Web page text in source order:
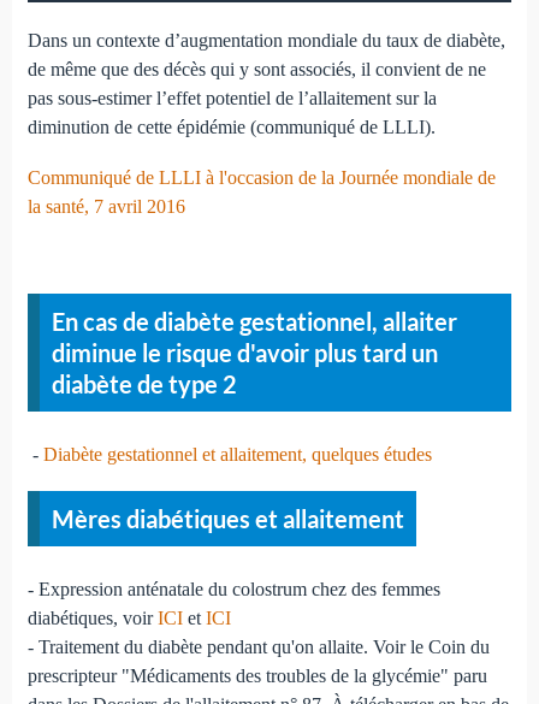
Dans un contexte d’augmentation mondiale du taux de diabète,
de même que des décès qui y sont associés, il convient de ne
pas sous-estimer l’effet potentiel de l’allaitement sur la
diminution de cette épidémie (communiqué de LLLI).
Communiqué de LLLI à l'occasion de la Journée mondiale de
la santé, 7 avril 2016
En cas de diabète gestationnel, allaiter
diminue le risque d'avoir plus tard un
diabète de type 2
- Diabète gestationnel et allaitement, quelques études
Mères diabétiques et allaitement
- Expression anténatale du colostrum chez des femmes
diabétiques, voirICIet ICI
- Traitement du diabète pendant qu'on allaite. Voir le Coin du
prescripteur "Médicaments des troubles de la glycémie" paru